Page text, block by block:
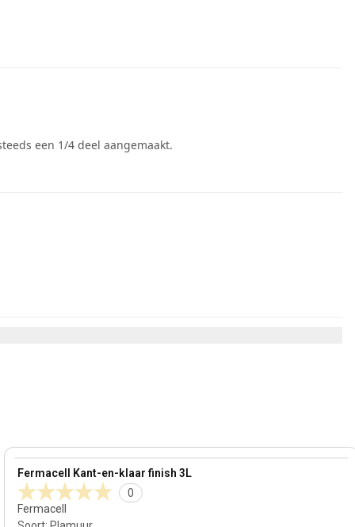
een 1/4 deel aangemaakt.
Fermacell Kant-en-klaar finish 3L
0
Fermacell
View product